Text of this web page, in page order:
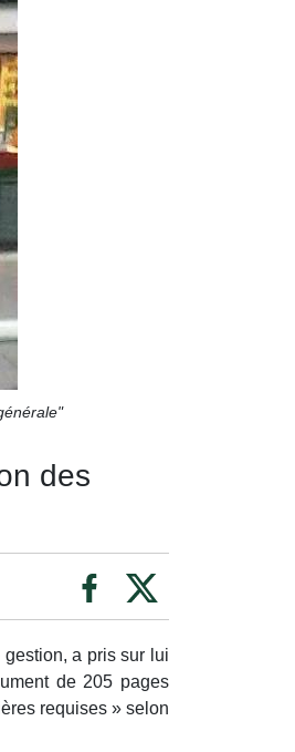
des
a pris sur lui
de 205 pages
requises » selon